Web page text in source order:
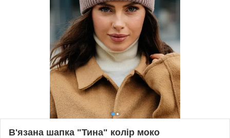
В'язана шапка "Тина" колір моко